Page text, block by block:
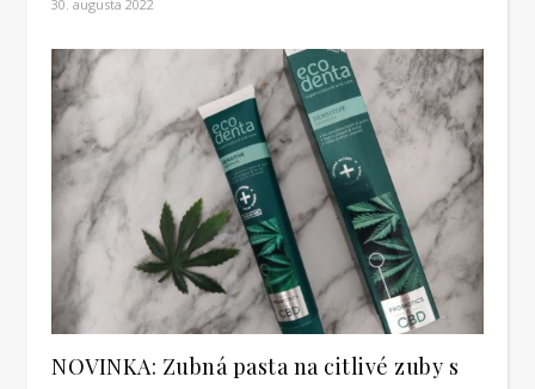
30. augusta 2022
NOVINKA: Zubná pasta na citlivé zuby s